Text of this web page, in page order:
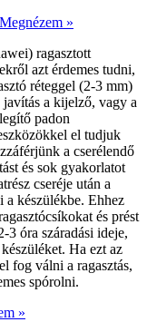
Megnézem »
ragasztott
azt érdemes tudni,
réteggel (2-3 mm)
a kijelző, vagy a
padon
el tudjuk
a cserélendő
és sok gyakorlatot
cseréje után a
a készülékbe. Ehhez
és prést
3 óra száradási ideje,
Ha ezt az
fog válni a ragasztás,
spórolni.
»